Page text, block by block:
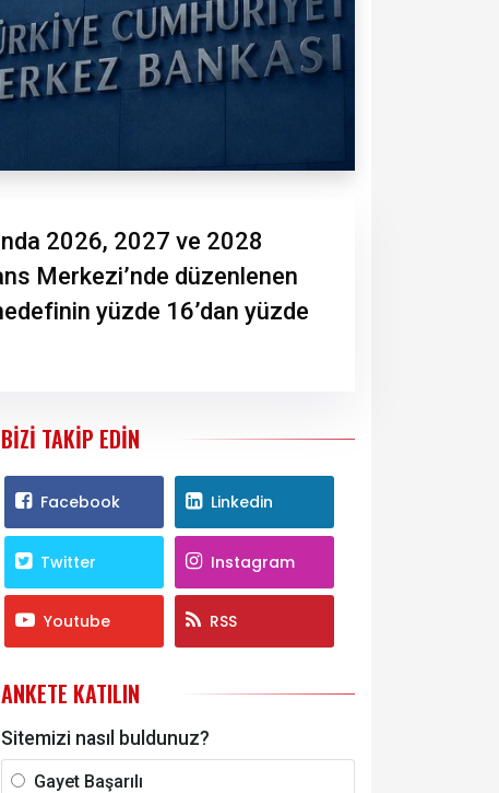
2026, 2027 ve 2028
Merkezi’nde düzenlenen
yüzde 16’dan yüzde
BIZI TAKIP EDIN
Facebook Linkedin
Twitter Instagram
Youtube RSS
ANKETE KATILIN
Sitemizi nasıl buldunuz?
Gayet Başarılı